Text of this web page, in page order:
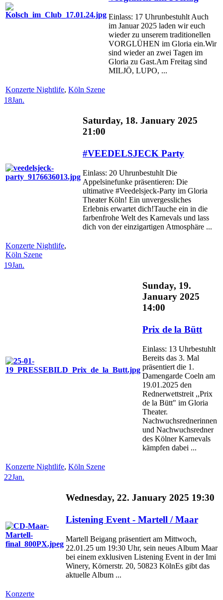
Einlass: 17 Uhrunbestuhlt Auch
im Januar 2025 laden wir euch
wieder zu unserem traditionellen
VORGLÜHEN im Gloria ein.Wir
sind wieder an zwei Tagen im
Gloria zu Gast.Am Freitag sind
MILJÖ, LUPO, ...
Konzerte Nightlife, Köln Szene
18Jan.
Saturday, 18. January 2025
21:00
#VEEDELSJECK Party
Einlass: 20 Uhrunbestuhlt Die
Appelsinefunke präsentieren: Die
ultimative #Veedelsjeck-Party im Gloria
Theater Köln! Ein unvergessliches
Erlebnis erwartet dich!Tauche ein in die
farbenfrohe Welt des Karnevals und lass
dich von der einzigartigen Atmosphäre ...
Konzerte Nightlife,
Köln Szene
19Jan.
Sunday, 19.
January 2025
14:00
Prix de la Bütt
Einlass: 13 Uhrbestuhlt
Bereits das 3. Mal
präsentiert die 1.
Damengarde Coeln am
19.01.2025 den
Rednerwettstreit ,,Prix
de la Bütt" im Gloria
Theater.
Nachwuchsrednerinnen
und Nachwuchsredner
des Kölner Karnevals
kämpfen dabei ...
Konzerte Nightlife, Köln Szene
22Jan.
Wednesday, 22. January 2025 19:30
Listening Event - Martell / Maar
Martell Beigang präsentiert am Mittwoch,
22.01.25 um 19:30 Uhr, sein neues Album Maar
bei einem exklusiven Listening Event in der Imi
Winery, Körnerstr. 20, 50823 KölnEs gibt das
aktuelle Album ...
Konzerte